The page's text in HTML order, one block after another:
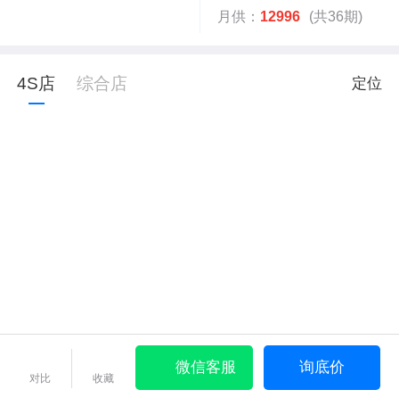
月供： 12996 (共36期)
4S店 综合店 定位
对比 收藏
微信客服 询底价